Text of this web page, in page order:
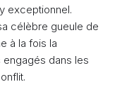
exceptionnel.
célèbre gueule de
à la fois la
dans les